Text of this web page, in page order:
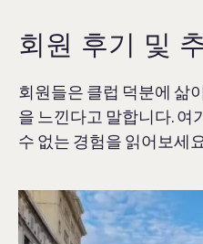
회원 후기 및
회원들은 클럽 덕분에 삶
을 느낀다고 말합니다. 여
수 없는 경험을 읽어보세